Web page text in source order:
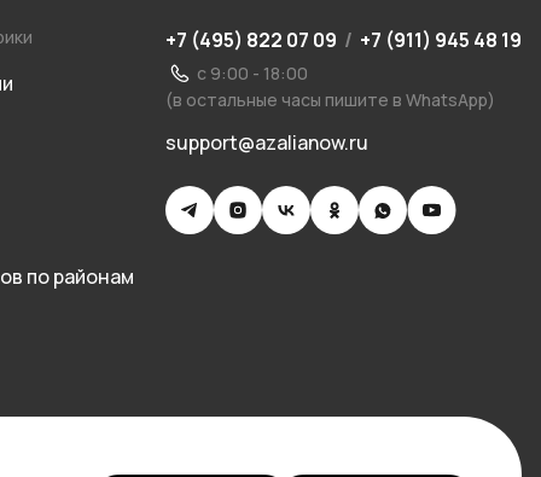
по районам
+7 (495) 822 07 09 / +7 (911) 945 48 19
с 9:00 - 18:00
(в остальные часы пишите в WhatsApp)
support@azalianow.ru